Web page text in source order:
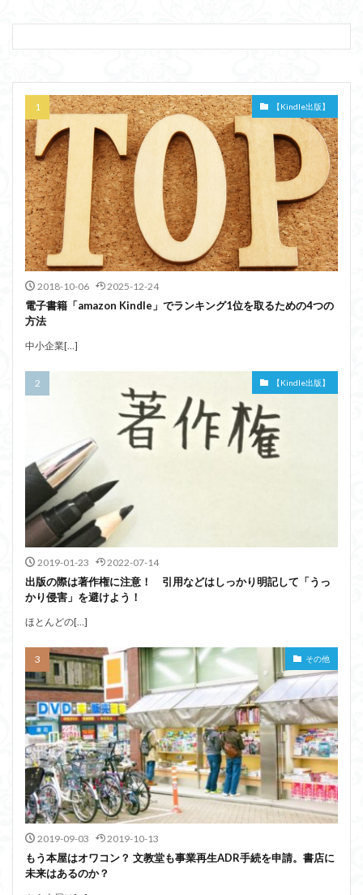
【Kindle出版】
2018-10-06 2025-12-24
電子書籍「amazon Kindle」でランキング1位を取るための4つの
方法
中小企業[…]
【Kindle出版】
2019-01-23 2022-07-14
出版の際は著作権に注意！ 引用などはしっかり明記して「うっ
かり侵害」を避けよう！
ほとんどの[…]
その他
2019-09-03 2019-10-13
もう本屋はオワコン？ 文教堂も事業再生ADR手続を申請。書店に
未来はあるのか？